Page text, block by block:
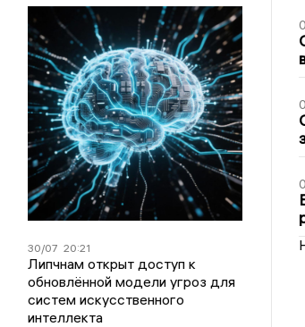
30/07 20:21
Липчнам открыт доступ к
обновлённой модели угроз для
систем искусственного
интеллекта